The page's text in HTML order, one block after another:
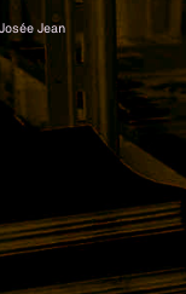
Jean